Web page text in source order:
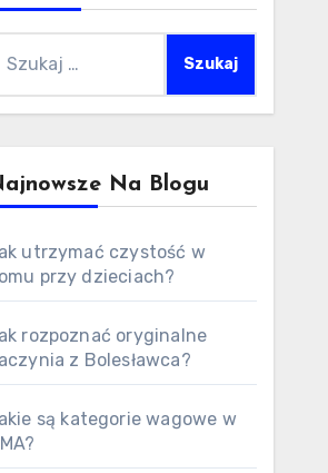
Na Blogu
utrzymać czystość w
przy dzieciach?
rozpoznać oryginalne
z Bolesławca?
są kategorie wagowe w